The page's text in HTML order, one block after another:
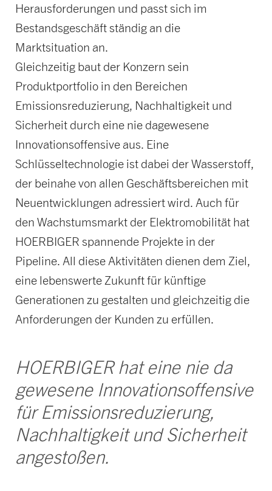
Herausforderungen und passt sich im
Bestandsgeschäft ständig an die
Marktsituation an.
Gleichzeitig baut der Konzern sein
Produktportfolio in den Bereichen
Emissionsreduzierung, Nachhaltigkeit und
Sicherheit durch eine nie dagewesene
Innovationsoffensive aus. Eine
Schlüsseltechnologie ist dabei der Wasserstoff,
der beinahe von allen Geschäftsbereichen mit
Neuentwicklungen adressiert wird. Auch für
den Wachstumsmarkt der Elektromobilität hat
HOERBIGER spannende Projekte in der
Pipeline. All diese Aktivitäten dienen dem Ziel,
eine lebenswerte Zukunft für künftige
Generationen zu gestalten und gleichzeitig die
Anforderungen der Kunden zu erfüllen.
HOERBIGER hat eine nie da
gewesene Innovationsoffensive
für Emissionsreduzierung,
Nachhaltigkeit und Sicherheit
angestoßen.